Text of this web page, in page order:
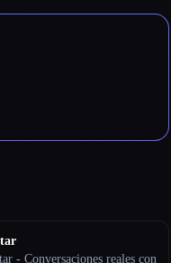
- Conversaciones reales con